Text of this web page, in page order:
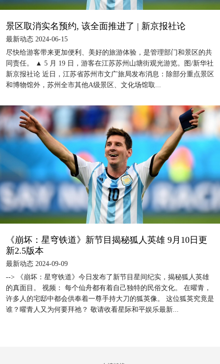
景区取消实名预约, 该全面推进了 | 新京报社论
最新动态 2024-06-15
尽快给游客带来更加便利、美好的旅游体验，是管理部门和景区的共
同责任。 ▲ 5 月 19 日，游客在江苏苏州山塘街观光游览。图/新华社
新京报社论 近日，江苏省苏州市文广旅局发布消息：除部分重点景区
和博物馆外，苏州全市其他A级景区、文化场馆取...
《崩坏：星穹铁道》新节目揭秘狐人英雄 9月10日更
新2.5版本
最新动态 2024-09-09
--> 《崩坏：星穹铁道》今日发布了新节目星间纪实，揭秘狐人英雄
的真面目。 视频： 每个仙舟都有着自己独特的民俗文化。 在曜青，
许多人的宅邸中都会供奉着一尊手持大刀的狐英像。 这位狐英究竟是
谁？曜青人又为何要拜祂？ 敬请收看星际和平娱乐最新...